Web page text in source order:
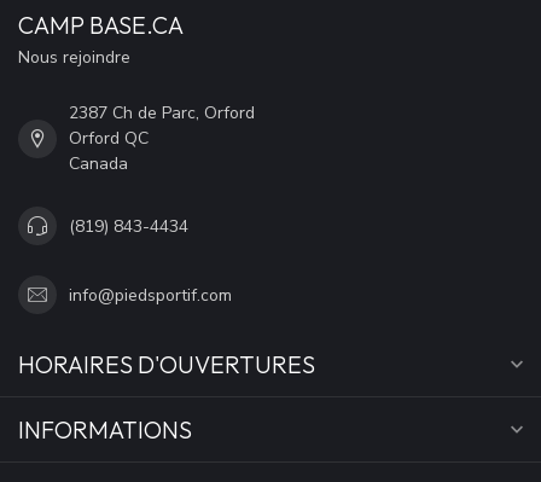
CAMP BASE.CA
Nous rejoindre
2387 Ch de Parc, Orford
Orford QC
Canada
(819) 843-4434
info@piedsportif.com
HORAIRES D'OUVERTURES
INFORMATIONS